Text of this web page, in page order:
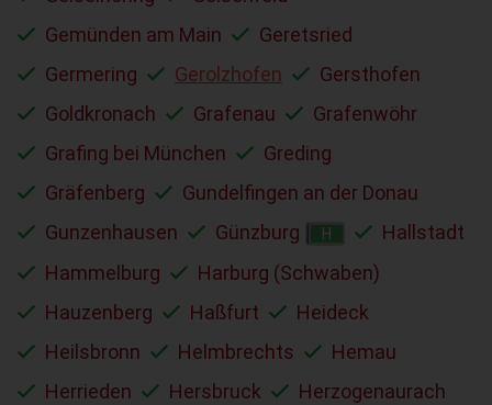
Gemünden am Main
Geretsried
Germering
Gerolzhofen
Gersthofen
Goldkronach
Grafenau
Grafenwöhr
Grafing bei München
Greding
Gräfenberg
Gundelfingen an der Donau
Gunzenhausen
Günzburg H
Hallstadt
Hammelburg
Harburg (Schwaben)
Hauzenberg
Haßfurt
Heideck
Heilsbronn
Helmbrechts
Hemau
Herrieden
Hersbruck
Herzogenaurach